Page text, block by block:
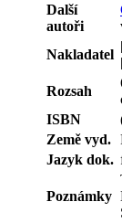
Další
autoři
Nakladatel
Rozsah
ISBN
Země vyd.
Jazyk dok.
Poznámky